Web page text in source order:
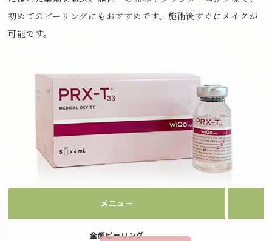
初めてのピーリングにもおすすめです。施術後すぐにメイクが
可能です。
メニュー
全顔ピーリング